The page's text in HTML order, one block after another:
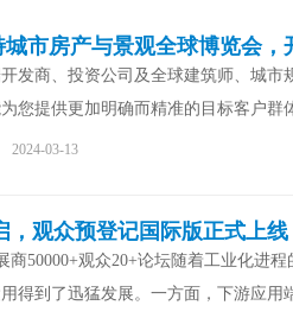
城市房产与景观全球博览会
发商、投资公司及全球建筑师、城
您提供更加明确而精准的目标客户
2024-03-13
，观众预登记国际版正式上线
商50000+观众20+论坛随着工业化进
得到了迅猛发展。一方面，下游应